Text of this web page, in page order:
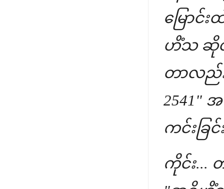
မြော
ဟိံသ ဆိုတ
တာလည်း
2541"
ကင်းခြ
ကိုင်း...